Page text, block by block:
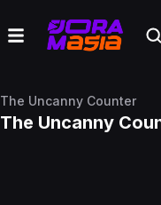
The Uncanny Counter
The Uncanny